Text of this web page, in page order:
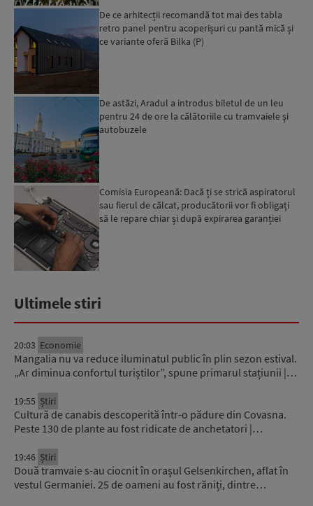
De ce arhitecții recomandă tot mai des tabla
retro panel pentru acoperișuri cu pantă mică și
ce variante oferă Bilka (P)
De astăzi, Aradul a introdus biletul de un leu
pentru 24 de ore la călătoriile cu tramvaiele și
autobuzele
Comisia Europeană: Dacă ți se strică aspiratorul
sau fierul de călcat, producătorii vor fi obligați
să le repare chiar și după expirarea garanției
Ultimele stiri
20:03 Economie
Mangalia nu va reduce iluminatul public în plin sezon estival.
„Ar diminua confortul turiștilor”, spune primarul stațiunii |…
19:55 Știri
Cultură de canabis descoperită într-o pădure din Covasna.
Peste 130 de plante au fost ridicate de anchetatori |…
19:46 Știri
Două tramvaie s-au ciocnit în orașul Gelsenkirchen, aflat în
vestul Germaniei. 25 de oameni au fost răniți, dintre…